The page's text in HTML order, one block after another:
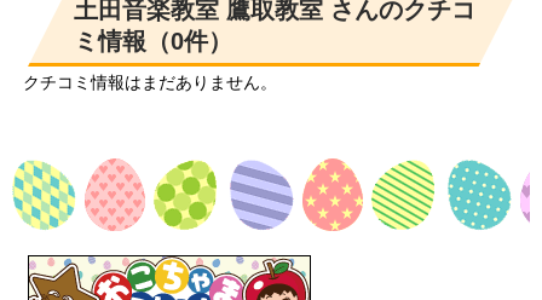
土田音楽教室 鷹取教室 さんのクチコ
ミ情報（0件）
クチコミ情報はまだありません。